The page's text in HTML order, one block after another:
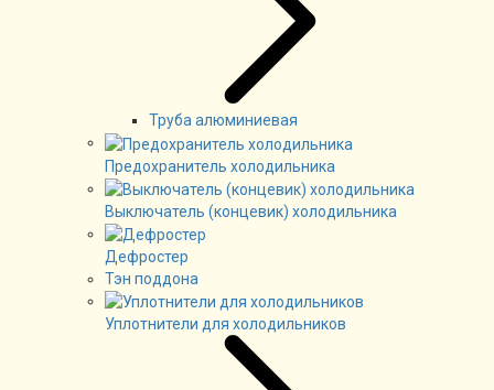
Труба алюминиевая
Предохранитель холодильника
Выключатель (концевик) холодильника
Дефростер
Тэн поддона
Уплотнители для холодильников